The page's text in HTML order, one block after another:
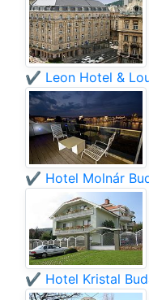
✔️ Leon Hotel &
✔️ Hotel Molnár
✔️ Hotel Kristal